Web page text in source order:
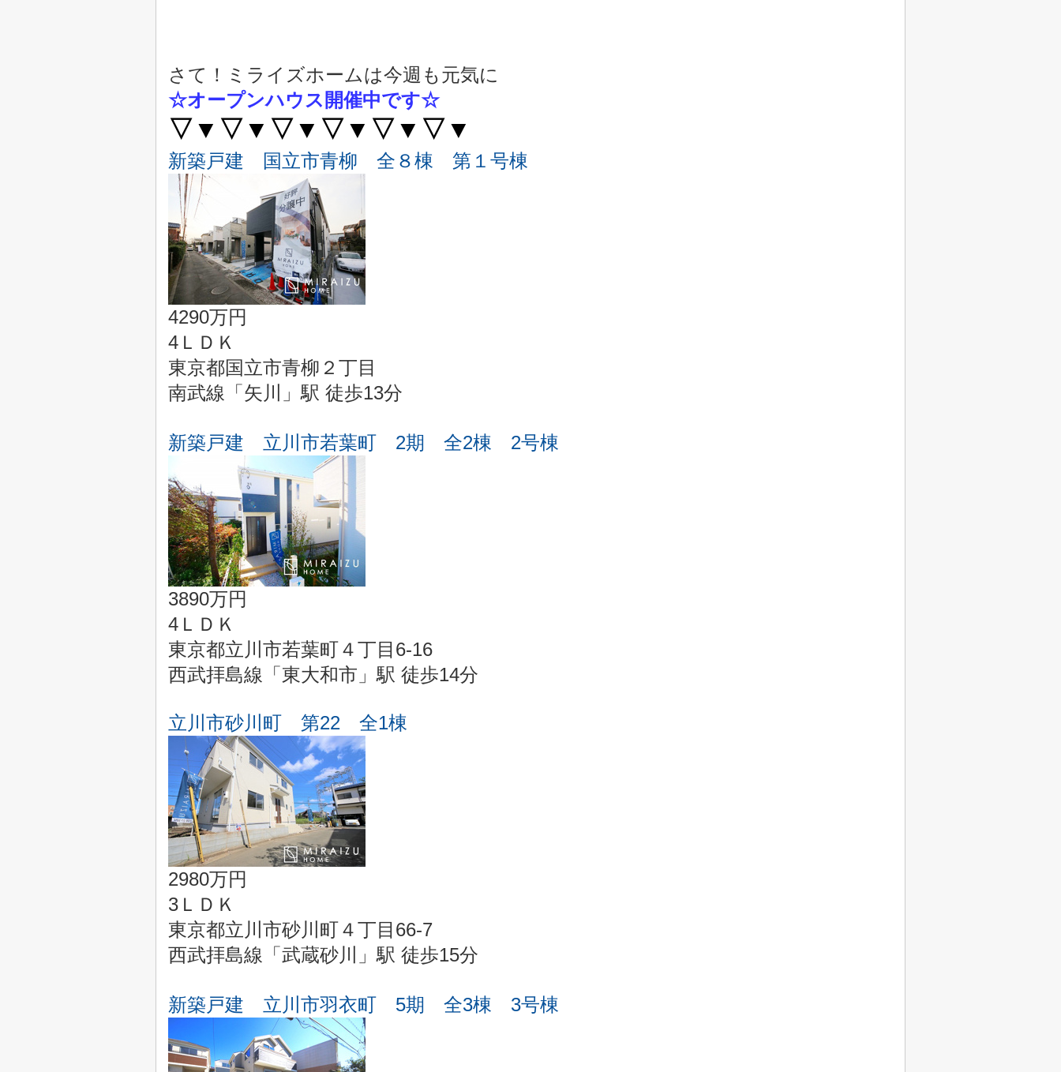
さて！ミライズホームは今週も元気に
☆オープンハウス開催中です☆
▽▼▽▼▽▼ ▽▼▽▼▽▼
新築戸建 国立市青柳 全８棟 第１号棟
4290万円
4ＬＤＫ
東京都国立市青柳２丁目
南武線「矢川」駅 徒歩13分
新築戸建 立川市若葉町 2期 全2棟 2号棟
3890万円
4ＬＤＫ
東京都立川市若葉町４丁目6-16
西武拝島線「東大和市」駅 徒歩14分
立川市砂川町 第22 全1棟
2980万円
3ＬＤＫ
東京都立川市砂川町４丁目66-7
西武拝島線「武蔵砂川」駅 徒歩15分
新築戸建 立川市羽衣町 5期 全3棟 3号棟